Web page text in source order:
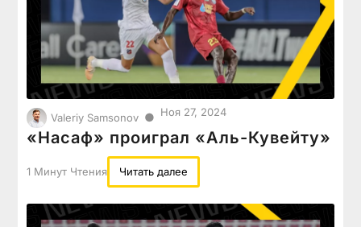
Valeriy Samsonov ● Ноя 27, 2024
«Насаф» проиграл «Аль-Кувейту»
1 Минут Чтения Читать далее